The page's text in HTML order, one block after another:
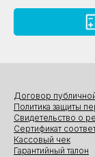
Договор
Политика защиты
Свидетельство о
Сертификат
Кассовый чек
Гарантийный талон